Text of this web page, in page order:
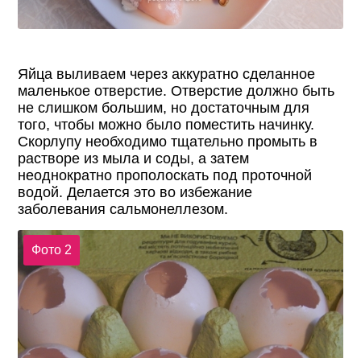
Яйца выливаем через аккуратно сделанное
маленькое отверстие. Отверстие должно быть
не слишком большим, но достаточным для
того, чтобы можно было поместить начинку.
Скорлупу необходимо тщательно промыть в
растворе из мыла и соды, а затем
неоднократно прополоскать под проточной
водой. Делается это во избежание
заболевания сальмонеллезом.
Фото 2